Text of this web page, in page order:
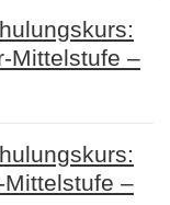
Mittelstufe –
–